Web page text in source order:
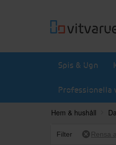
Spis & Ugn
Professionella
Hem & hushåll
Filter